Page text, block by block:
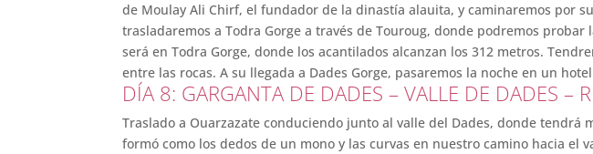
de Moulay Ali Chirf, el fundador de la dinastía alauita, y caminaremos por
trasladaremos a Todra Gorge a través de Touroug, donde podremos
será en Todra Gorge, donde los acantilados alcanzan los 312 metros.
entre las rocas. A su llegada a Dades Gorge, pasaremos la noche en un
DÍA 8: GARGANTA DE DADES – VALLE DE DADES
Traslado a Ouarzazate conduciendo junto al valle del Dades, donde
formó como los dedos de un mono y las curvas en nuestro camino hacia